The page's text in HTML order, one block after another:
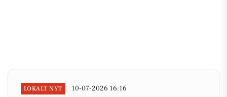
LOKALT NYT 10-07-2026 16:16